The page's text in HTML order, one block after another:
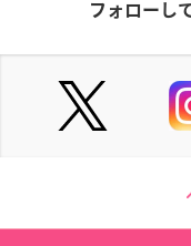
フォローし